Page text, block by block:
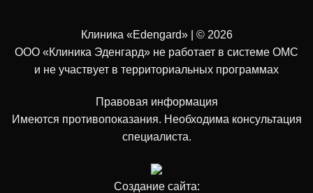
Клиника «Edengard» | © 2026
ООО «Клиника Эденгард» не работает в системе ОМС
и не участвует в территориальных программах
Правовая информация
Имеются противопоказания. Необходима консультация
специалиста.
Создание сайта: